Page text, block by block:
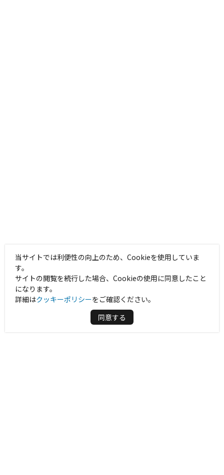
当サイトでは利便性の向上のため、Cookieを使用していま
す。
サイトの閲覧を続行した場合、Cookieの使用に同意したこと
になります。
詳細はクッキーポリシーをご確認ください。
同意する